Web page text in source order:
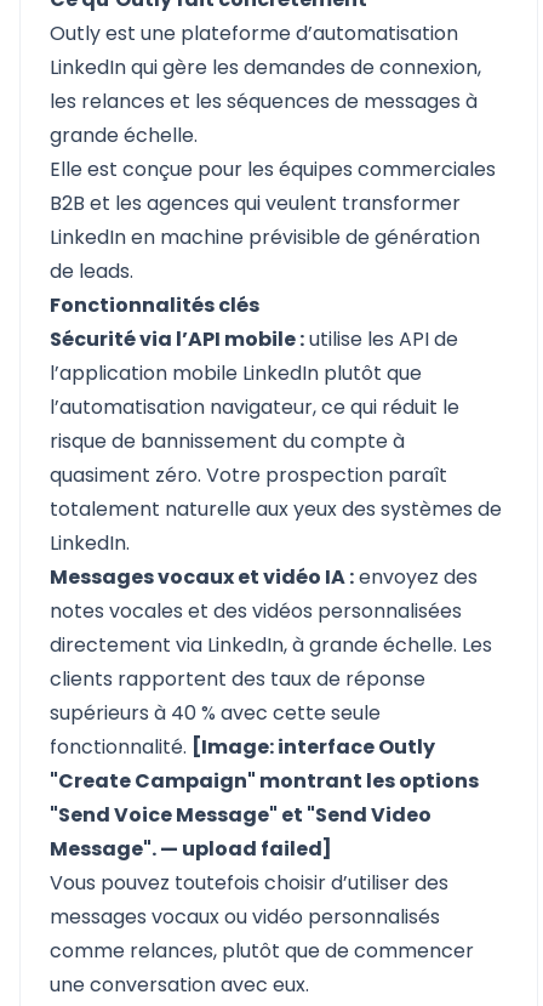
Outly est une plateforme d’automatisation
LinkedIn qui gère les demandes de connexion,
les relances et les séquences de messages à
grande échelle.
Elle est conçue pour les équipes commerciales
B2B et les agences qui veulent transformer
LinkedIn en machine prévisible de génération
de leads.
Fonctionnalités clés
Sécurité via l’API mobile :utilise les API de
l’application mobile LinkedIn plutôt que
l’automatisation navigateur, ce qui réduit le
risque de bannissement du compte à
quasiment zéro. Votre prospection paraît
totalement naturelle aux yeux des systèmes de
LinkedIn.
Messages vocaux et vidéo IA :envoyez des
notes vocales et des vidéos personnalisées
directement via LinkedIn, à grande échelle. Les
clients rapportent des taux de réponse
supérieurs à 40 % avec cette seule
fonctionnalité. [Image: interface Outly
"Create Campaign" montrant les options
"Send Voice Message" et "Send Video
Message". — upload failed]
Vous pouvez toutefois choisir d’utiliser des
messages vocaux ou vidéo personnalisés
comme relances, plutôt que de commencer
une conversation avec eux.